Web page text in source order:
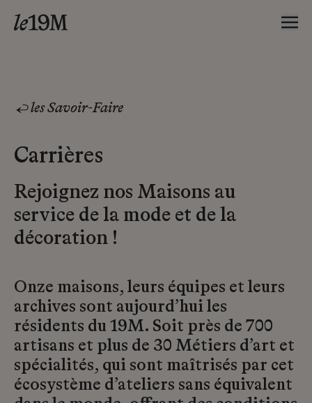
les Savoir-Faire
Carrières
Rejoignez nos Maisons au
service de la mode et de la
décoration !
Onze maisons, leurs équipes et leurs
archives sont aujourd’hui les
résidents du 19M. Soit près de 700
artisans et plus de 30 Métiers d’art et
spécialités, qui sont maîtrisés par cet
écosystème d’ateliers sans équivalent